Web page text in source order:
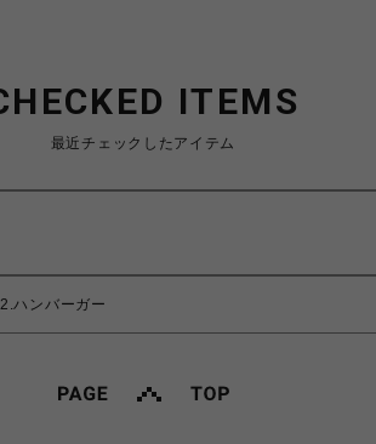
ITEMS
最近チェックしたアイテム
ハンバーガー